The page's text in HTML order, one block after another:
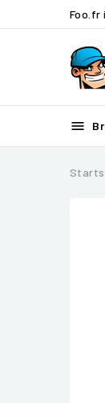
Foo.fr
